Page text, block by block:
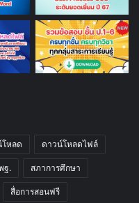
หลด ดาวน์โหลดไฟล์
ฐ. สภาการศึกษา
สื่อการสอนฟรี